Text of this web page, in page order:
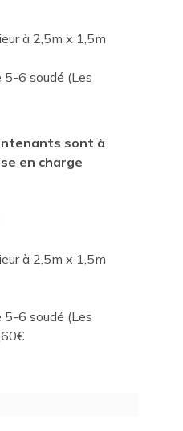
à 2,5m x 1,5m
6 soudé (Les
sont à
en charge
à 2,5m x 1,5m
6 soudé (Les